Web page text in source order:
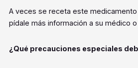
A veces se receta este
pídale más información a su médico
¿Qué precauciones especiales